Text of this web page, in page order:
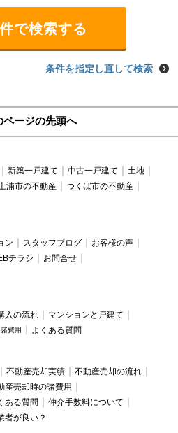
条件を指定し直して検索
ページの先頭へ
新築一戸建て 中古一戸建て
土地
浦市の不動産
つくば市の不動産
ン スタッフブログ
お客様の声
チラシ
お問合せ
入の流れ
マンションと戸建て
費用 よくある質問
不動産売却実績
不動産売却の流れ
産売却時の諸費用
ある質問
仲介手数料について
者が良い？